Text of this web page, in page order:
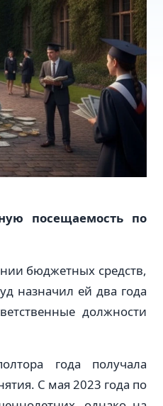
посещаемость по
бюджетных средств,
назначил ей два года
должности
года получала
С мая 2023 года по